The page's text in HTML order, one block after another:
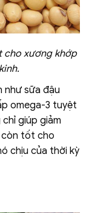
cho xương khớp
như sữa đậu
omega-3 tuyệt
giúp giảm
còn tốt cho
chịu của thời kỳ